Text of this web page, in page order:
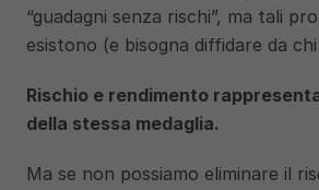
“guadagni senza rischi”, ma tali
esistono (e bisogna diffidare da
Rischio e rendimento
della stessa medaglia.
Ma se non possiamo eliminare il